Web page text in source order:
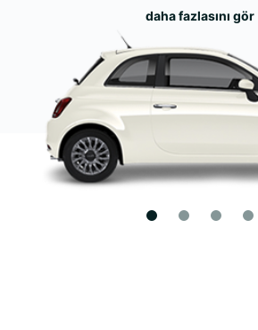
daha fazlasını gör